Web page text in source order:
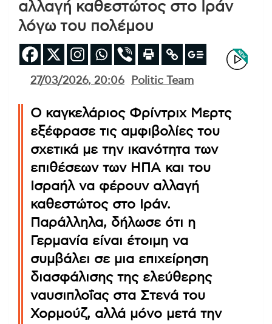
αλλαγή καθεστώτος στο Ιράν
λόγω του πολέμου
27/03/2026, 20:06 Politic Team
Ο καγκελάριος Φρίντριχ Μερτς
εξέφρασε τις αμφιβολίες του
σχετικά με την ικανότητα των
επιθέσεων των ΗΠΑ και του
Ισραήλ να φέρουν αλλαγή
καθεστώτος στο Ιράν.
Παράλληλα, δήλωσε ότι η
Γερμανία είναι έτοιμη να
συμβάλει σε μια επιχείρηση
διασφάλισης της ελεύθερης
ναυσιπλοΐας στα Στενά του
Χορμούζ, αλλά μόνο μετά την